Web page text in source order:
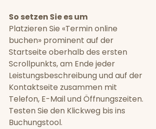
So setzen Sie es um
Platzieren Sie «Termin online
buchen» prominent auf der
Startseite oberhalb des ersten
Scrollpunkts, am Ende jeder
Leistungsbeschreibung und auf der
Kontaktseite zusammen mit
Telefon, E-Mail und Öffnungszeiten.
Testen Sie den Klickweg bis ins
Buchungstool.